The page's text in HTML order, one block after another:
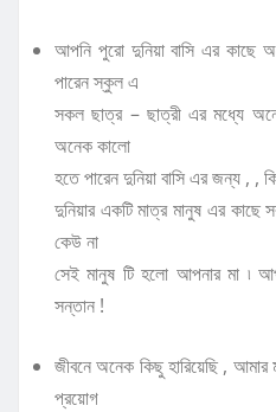
আপনি পুরো দুনিয়া বাসি এর কাছে
পারেন স্কুল এ
সকল ছাত্র – ছাত্রী এর মধ্যে
অনেক কালো
হতে পারেন দুনিয়া বাসি এর জন্য , ,
দুনিয়ার একটি মাত্র মানুষ এর
কেউ না
সেই মানুষ টি হলো আপনার মা ৷
সন্তান !
জীবনে অনেক কিছু হারিয়েছি ,
প্রয়োগ